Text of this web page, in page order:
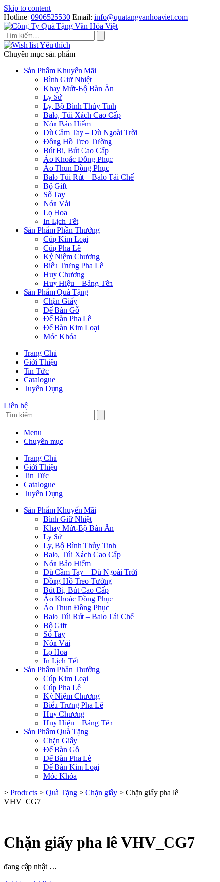
Skip to content
Hotline: 0906525530 Email: info@quatangvanhoaviet.com
Yêu thích
Chuyên mục sản phẩm
Sản Phẩm Khuyến Mãi
Bình Giữ Nhiệt
Khay Mứt-Bộ Bàn Ăn
Ly Sứ
Ly, Bộ Bình Thủy Tinh
Balo, Túi Xách Cao Cấp
Nón Bảo Hiểm
Dù Cầm Tay – Dù Ngoài Trời
Đồng Hồ Treo Tường
Bút Bi, Bút Cao Cấp
Áo Khoác Đồng Phục
Áo Thun Đồng Phục
Balo Túi Rút – Balo Tái Chế
Bộ Gift
Sổ Tay
Nón Vải
Lọ Hoa
In Lịch Tết
Sản Phẩm Phần Thưởng
Cúp Kim Loại
Cúp Pha Lê
Kỷ Niệm Chương
Biểu Trưng Pha Lê
Huy Chương
Huy Hiệu – Bảng Tên
Sản Phẩm Quà Tặng
Chặn Giấy
Để Bàn Gỗ
Để Bàn Pha Lê
Để Bàn Kim Loại
Móc Khóa
Trang Chủ
Giới Thiệu
Tin Tức
Catalogue
Tuyển Dụng
Liên hệ
Menu
Chuyên mục
Trang Chủ
Giới Thiệu
Tin Tức
Catalogue
Tuyển Dụng
Sản Phẩm Khuyến Mãi
Bình Giữ Nhiệt
Khay Mứt-Bộ Bàn Ăn
Ly Sứ
Ly, Bộ Bình Thủy Tinh
Balo, Túi Xách Cao Cấp
Nón Bảo Hiểm
Dù Cầm Tay – Dù Ngoài Trời
Đồng Hồ Treo Tường
Bút Bi, Bút Cao Cấp
Áo Khoác Đồng Phục
Áo Thun Đồng Phục
Balo Túi Rút – Balo Tái Chế
Bộ Gift
Sổ Tay
Nón Vải
Lọ Hoa
In Lịch Tết
Sản Phẩm Phần Thưởng
Cúp Kim Loại
Cúp Pha Lê
Kỷ Niệm Chương
Biểu Trưng Pha Lê
Huy Chương
Huy Hiệu – Bảng Tên
Sản Phẩm Quà Tặng
Chặn Giấy
Để Bàn Gỗ
Để Bàn Pha Lê
Để Bàn Kim Loại
Móc Khóa
> Products > Quà Tặng > Chặn giấy > Chặn giấy pha lê
VHV_CG7
Chặn giấy pha lê VHV_CG7
đang cập nhật …